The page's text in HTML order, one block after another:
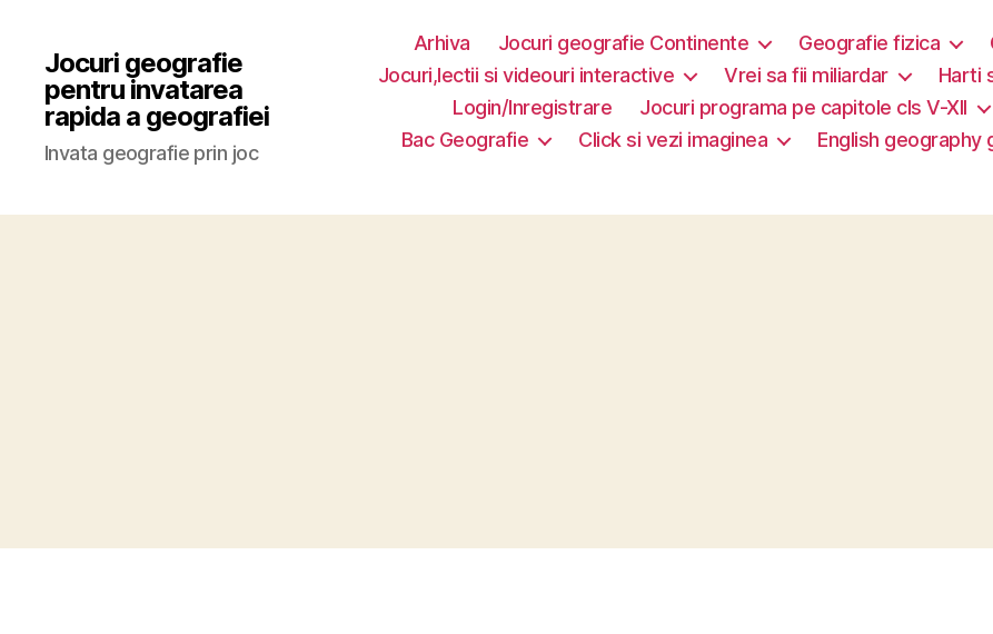
Jocuri geografie
pentru invatarea
rapida a geografiei
Invata geografie prin joc
Arhiva Jocuri geografie Continente Geografie fizica
Jocuri,lectii si videouri interactive
Vrei sa fii miliardar Harti
Login/Inregistrare
Jocuri programa pe capitole cls V-XII
Bac Geografie
Click si vezi imaginea English geography